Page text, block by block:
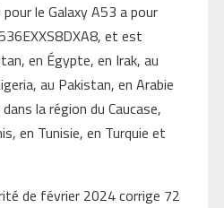
le Galaxy A53 a pour
et est
en Égypte, en Irak, au
au Pakistan, en Arabie
la région du Caucase,
en Tunisie, en Turquie et
de février 2024 corrige 72